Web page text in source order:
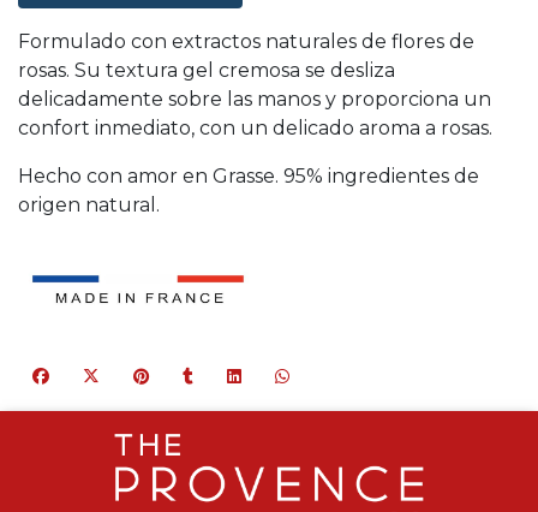
Formulado con extractos naturales de flores de
rosas. Su textura gel cremosa se desliza
delicadamente sobre las manos y proporciona un
confort inmediato, con un delicado aroma a rosas.
Hecho con amor en Grasse. 95% ingredientes de
origen natural.